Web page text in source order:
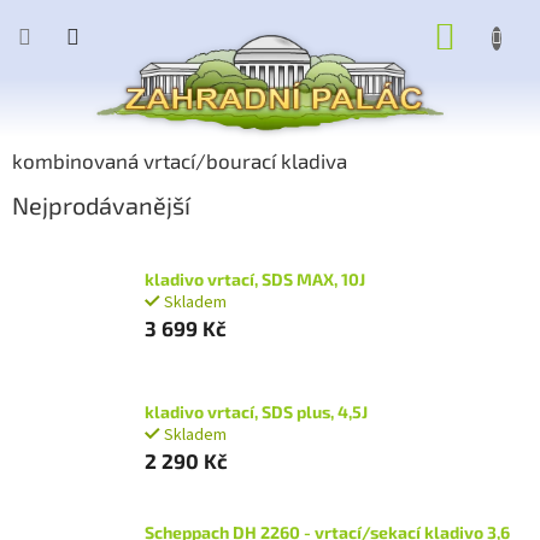
kombinovaná vrtací/bourací kladiva
Nejprodávanější
kladivo vrtací, SDS MAX, 10J
Skladem
3 699 Kč
kladivo vrtací, SDS plus, 4,5J
Skladem
2 290 Kč
Scheppach DH 2260 - vrtací/sekací kladivo 3,6